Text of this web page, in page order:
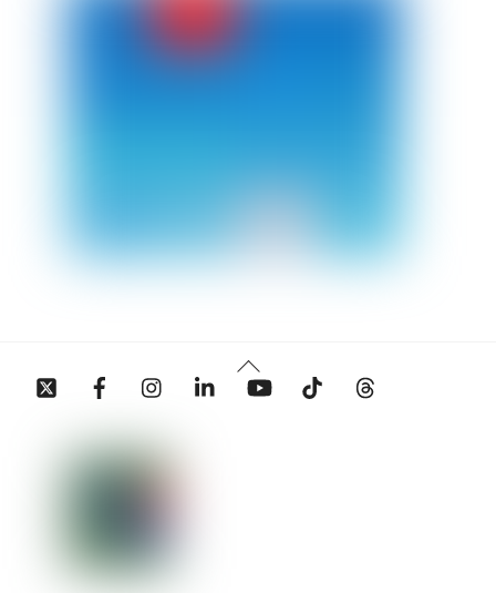
Back
To
Twitter Facebook InstagramLinkedin YouTube Tiktok